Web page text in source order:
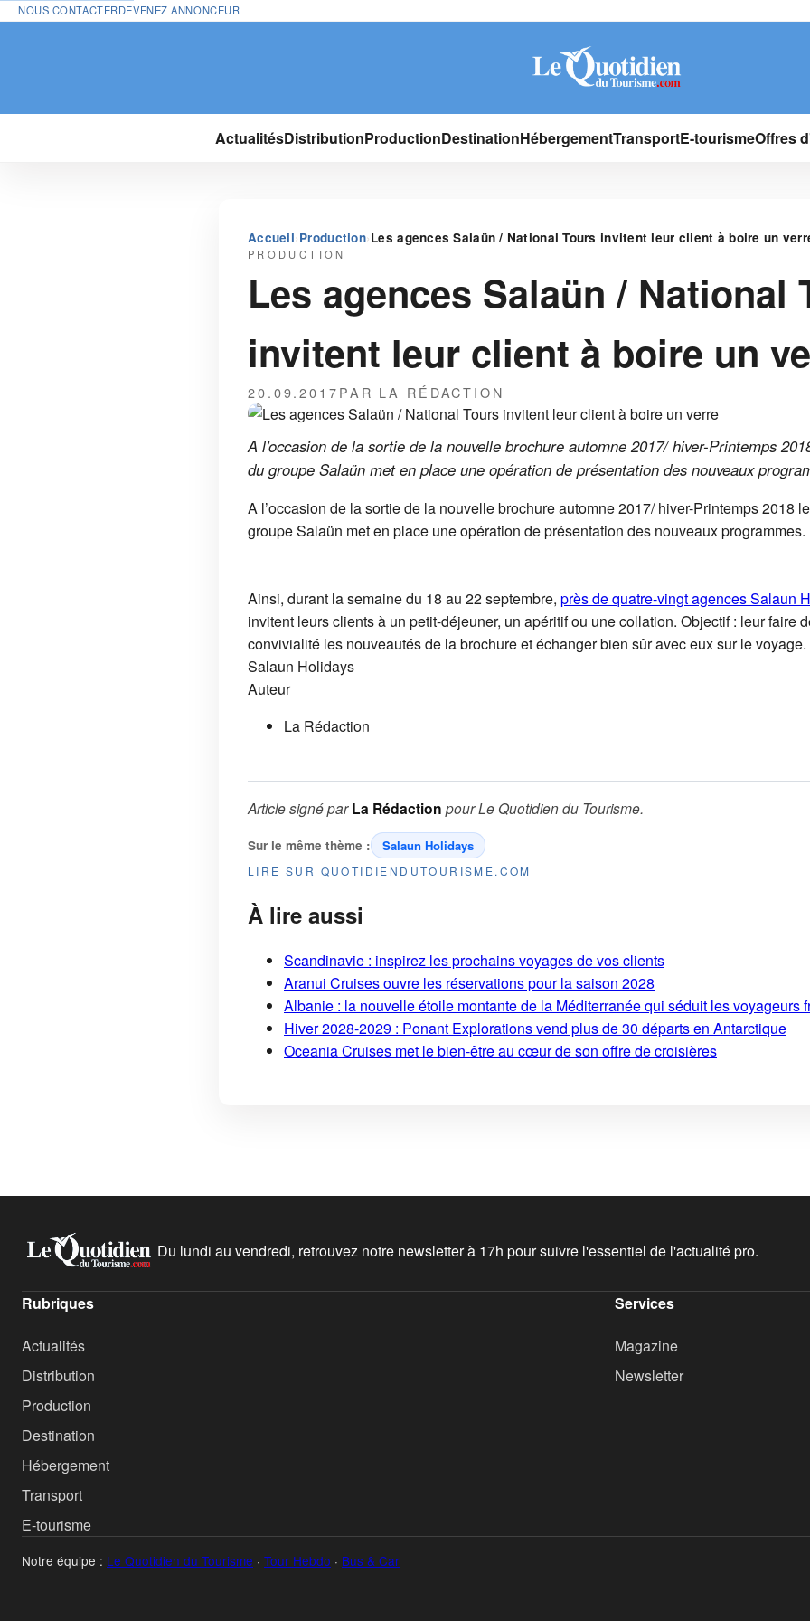
NOUS CONTACTERDEVENEZ ANNONCEUR
ActualitésDistributionProductionDestinationHébergementTransportE-tourismeOffres
Accueil›Production›Les agences Salaün / National Tours invitent leur client à boire un
PRODUCTION
Les agences Salaün / National
invitent leur client à boire un
20.09.2017PAR LA RÉDACTION
A l’occasion de la sortie de la nouvelle brochure automne 2017/ hiver-Printemps
du groupe Salaün met en place une opération de présentation des nouveaux
A l’occasion de la sortie de la nouvelle brochure automne 2017/ hiver-Printemps 2018
groupe Salaün met en place une opération de présentation des nouveaux programmes.
Ainsi, durant la semaine du 18 au 22 septembre, près de quatre-vingt agences Salaun
invitent leurs clients à un petit-déjeuner, un apéritif ou une collation. Objectif : leur faire
convivialité les nouveautés de la brochure et échanger bien sûr avec eux sur le voyage.
Salaun Holidays
Auteur
La Rédaction
Article signé parLa Rédaction pourLe Quotidien du Tourisme.
Sur le même thème : Salaun Holidays
LIRE SUR QUOTIDIENDUTOURISME.COM
À lire aussi
Scandinavie : inspirez les prochains voyages de vos clients
Aranui Cruises ouvre les réservations pour la saison 2028
Albanie : la nouvelle étoile montante de la Méditerranée qui séduit les voyageurs
Hiver 2028-2029 : Ponant Explorations vend plus de 30 départs en Antarctique
Oceania Cruises met le bien-être au cœur de son offre de croisières
Du lundi au vendredi, retrouvez notre newsletter à 17h pour suivre l'essentiel de l'actualité pro.
Rubriques
Actualités
Distribution
Production
Destination
Hébergement
Transport
E-tourisme
Services
Magazine
Newsletter
Notre équipe : Le Quotidien du Tourisme · Tour Hebdo · Bus & Car